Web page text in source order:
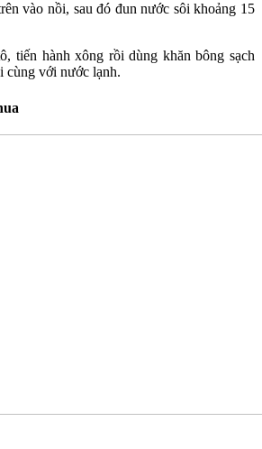
vào nồi, sau đó đun nước sôi khoảng 15
tiến hành xông rồi dùng khăn bông sạch
cùng với nước lạnh.